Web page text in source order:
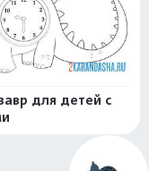
для детей с